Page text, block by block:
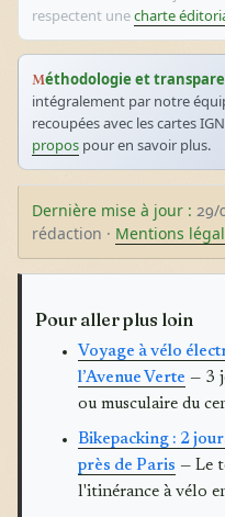
respectent unecharte
Méthodologie et
intégralement par notre
recoupées avec les cartes
propos pour en savoir plus.
Dernière mise à jour : 29/
rédaction · Mentions
Pour aller plus loin
Voyage à vélo
l’Avenue Verte — 3
ou musculaire du
Bikepacking : 2
près de Paris — Le
l'itinérance à vélo